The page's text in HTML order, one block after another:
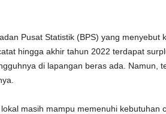
Pusat Statistik (BPS) yang menyebut
hingga akhir tahun 2022 terdapat
di lapangan beras ada. Namun,
masih mampu memenuhi kebutuhan